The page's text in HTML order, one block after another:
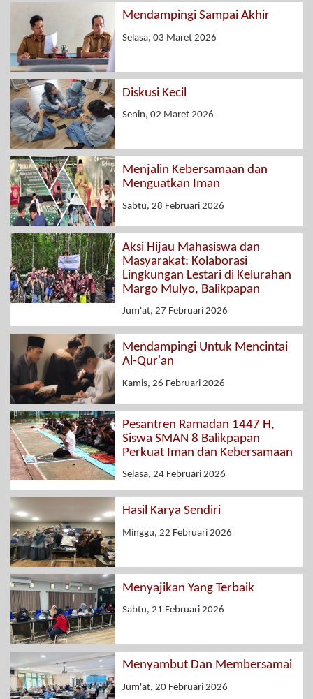
Mendampingi Sampai Akhir
Selasa, 03 Maret 2026
Diskusi Kecil
Senin, 02 Maret 2026
Menjalin Kebersamaan dan
Menguatkan Iman
Sabtu, 28 Februari 2026
Aksi Hijau Mahasiswa dan
Masyarakat: Kolaborasi
Lingkungan Lestari di Kelurahan
Margo Mulyo, Balikpapan
Jum'at, 27 Februari 2026
Mendampingi Untuk Mencintai
Al-Qur'an
Kamis, 26 Februari 2026
Pesantren Ramadan 1447 H,
Siswa SMAN 8 Balikpapan
Perkuat Iman dan Kebersamaan
Selasa, 24 Februari 2026
Hasil Karya Sendiri
Minggu, 22 Februari 2026
Menyajikan Yang Terbaik
Sabtu, 21 Februari 2026
Menyambut Dan Membersamai
Jum'at, 20 Februari 2026